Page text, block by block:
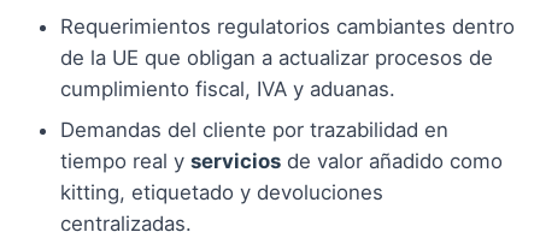
Requerimientos regulatorios cambiantes dentro
de la UE que obligan a actualizar procesos de
cumplimiento fiscal, IVA y aduanas.
Demandas del cliente por trazabilidad en
tiempo real y servicios de valor añadido como
kitting, etiquetado y devoluciones
centralizadas.